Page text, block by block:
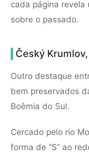
cada página revela
sobre o passado.
Český
Outro destaque
bem preservados
Boêmia do Sul.
Cercado pelo rio
forma de “S” ao